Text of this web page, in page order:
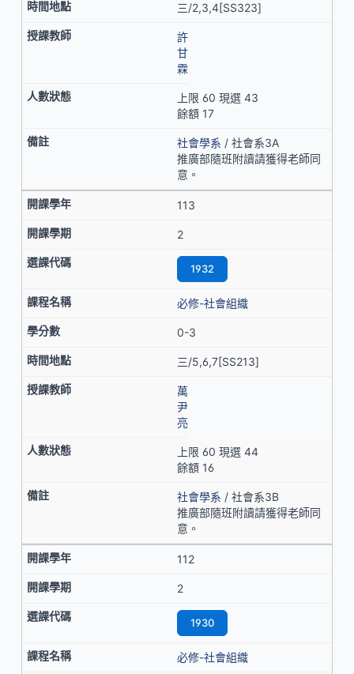
三/2,3,4[SS323]
許
甘
霖
上限 60 現選 43
餘額 17
社會學系 / 社會系3A
推廣部隨班附讀請獲得老師同
意。
113
2
1932
必修-社會組織
0-3
三/5,6,7[SS213]
萬
尹
亮
上限 60 現選 44
餘額 16
社會學系 / 社會系3B
推廣部隨班附讀請獲得老師同
意。
112
2
1930
必修-社會組織